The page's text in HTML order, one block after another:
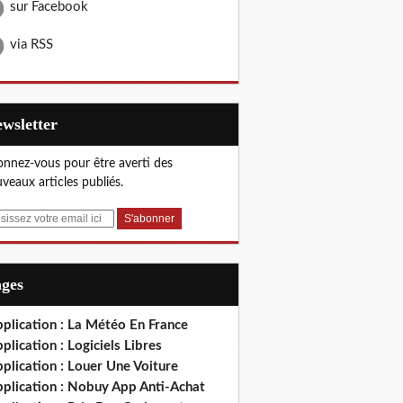
sur Facebook
via RSS
vous pour être averti des
articles publiés.
: La Météo En France
: Logiciels Libres
: Louer Une Voiture
: Nobuy App Anti-Achat